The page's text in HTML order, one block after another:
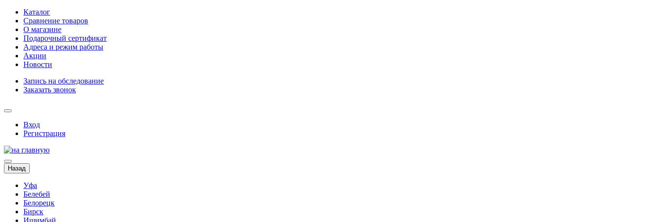
Каталог
Сравнение товаров
О магазине
Подарочный сертификат
Адреса и режим работы
Акции
Новости
Запись на обследование
Заказать звонок
Вход
Регистрация
Назад
Уфа
Белебей
Белорецк
Бирск
Ишимбай